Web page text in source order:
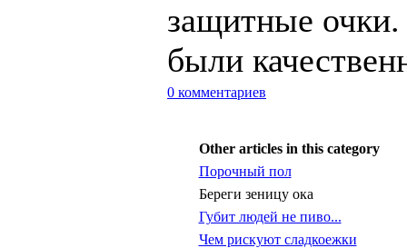
защитные
были
0 комментариев
Other articles in this category
Порочный пол
Береги зеницу ока
Губит людей не пиво...
Чем рискуют сладкоежки